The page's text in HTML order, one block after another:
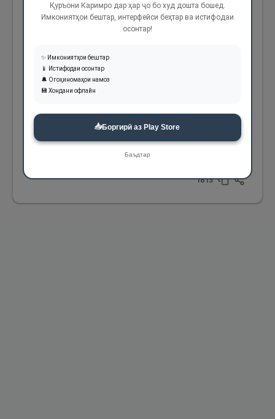
Ва аз Абӯсаъиди Худрӣ (р) ривоят аст, ки
гуфт: Паёмбари Худо (с) барои саҳоба
Қуръон дар як шаб оҷиз ҳастед? (Яъне
набояд оҷиз бошед). Ин чиз бар онҳо
мушкил тамом шуд ва гуфт: Ё Расулаллоҳ! Аз
куҷо чунин тоқате дорем? Фармуданд:
“Аллоҳул воҳиду-с-самад" аз се як ҳиссаи
1813
Қуръони Каримро дар ҳар ҷо бо худ дошта бошед.
Имкониятҳои бештар, интерфейси беҳтар ва истифодаи
осонтар!
✨ Имкониятҳои бештар
📱 Истифодаи осонтар
🔔 Огоҳиномаҳои намоз
💾 Хондани офлайн
📥Боргирӣ аз Play Store
Баъдтар